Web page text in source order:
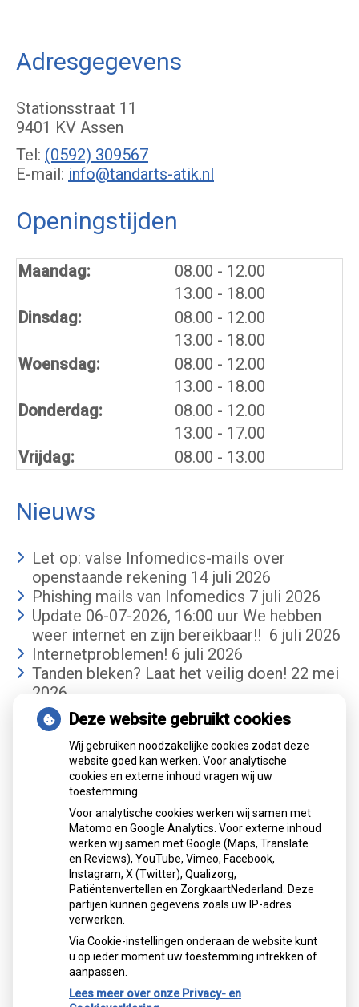
Adresgegevens
Stationsstraat 11
9401 KV Assen
Tel: (0592) 309567
E-mail: info@tandarts-atik.nl
Openingstijden
Maandag: 08.00 tot
- 12.00
13.00 tot
- 18.00
Dinsdag:
08.00 tot
- 12.00
13.00 tot
- 18.00
Woensdag:
08.00 tot
- 12.00
13.00 tot
- 18.00
Donderdag:
08.00 tot
- 12.00
13.00 tot
- 17.00
Vrijdag:
08.00 - 13.00
Nieuws
Let op: valse Infomedics-mails over
openstaande rekening 14 juli 2026
Phishing mails van Infomedics 7 juli 2026
Update 06-07-2026, 16:00 uur We hebben
weer internet en zijn bereikbaar!! 6 juli 2026
Internetproblemen! 6 juli 2026
Tanden bleken? Laat het veilig doen! 22 mei
2026
Gemiddelde cijfer
Mondzorgcentrumis gewaardeerd op
ZorgkaartNederland.
Bekijk alle waarderingen
Deze website gebruikt cookies
Wij gebruiken noodzakelijke cookies zodat deze
website goed kan werken. Voor analytische
cookies en externe inhoud vragen wij uw
toestemming.
Voor analytische cookies werken wij samen met
Matomo en Google Analytics. Voor externe inhoud
werken wij samen met Google (Maps, Translate
en Reviews), YouTube, Vimeo, Facebook,
Instagram, X (Twitter), Qualizorg,
Patiëntenvertellen en ZorgkaartNederland. Deze
partijen kunnen gegevens zoals uw IP-adres
verwerken.
Via Cookie-instellingen onderaan de website kunt
u op ieder moment uw toestemming intrekken of
aanpassen.
Lees meer over onze Privacy- en